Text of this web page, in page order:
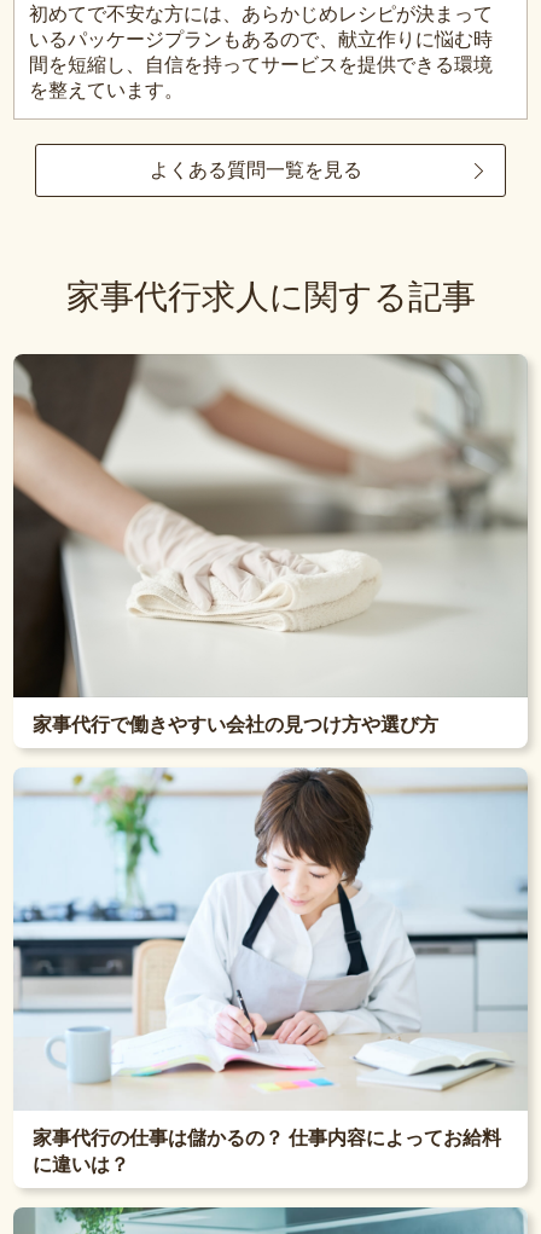
初めてで不安な方には、あらかじめレシピが決まって
いるパッケージプランもあるので、献立作りに悩む時
間を短縮し、自信を持ってサービスを提供できる環境
を整えています。
よくある質問一覧を見る
家事代行求人に関する記事
家事代行で働きやすい会社の見つけ方や選び方
家事代行の仕事は儲かるの？ 仕事内容によってお給料
に違いは？